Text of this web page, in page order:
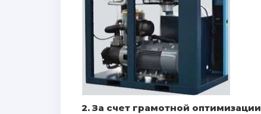
2. За счет грамотной оптимизации